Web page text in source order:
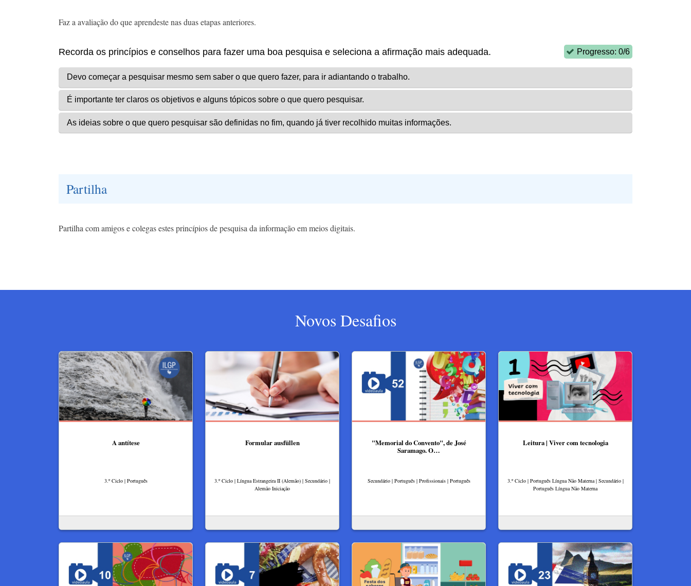
Faz a avaliação do que aprendeste nas duas etapas anteriores.
Partilha
Partilha com amigos e colegas estes princípios de pesquisa da informação em meios digitais.
Novos Desafios
A antítese
3.º Ciclo | Português
Formular ausfüllen
3.º Ciclo | Língua Estrangeira II (Alemão) | Secundário |
Alemão Iniciação
"Memorial do Convento", de José
Saramago. O…
Secundário | Português | Profissionais | Português
Leitura | Viver com tecnologia
3.º Ciclo | Português Língua Não Materna | Secundário |
Português Língua Não Materna